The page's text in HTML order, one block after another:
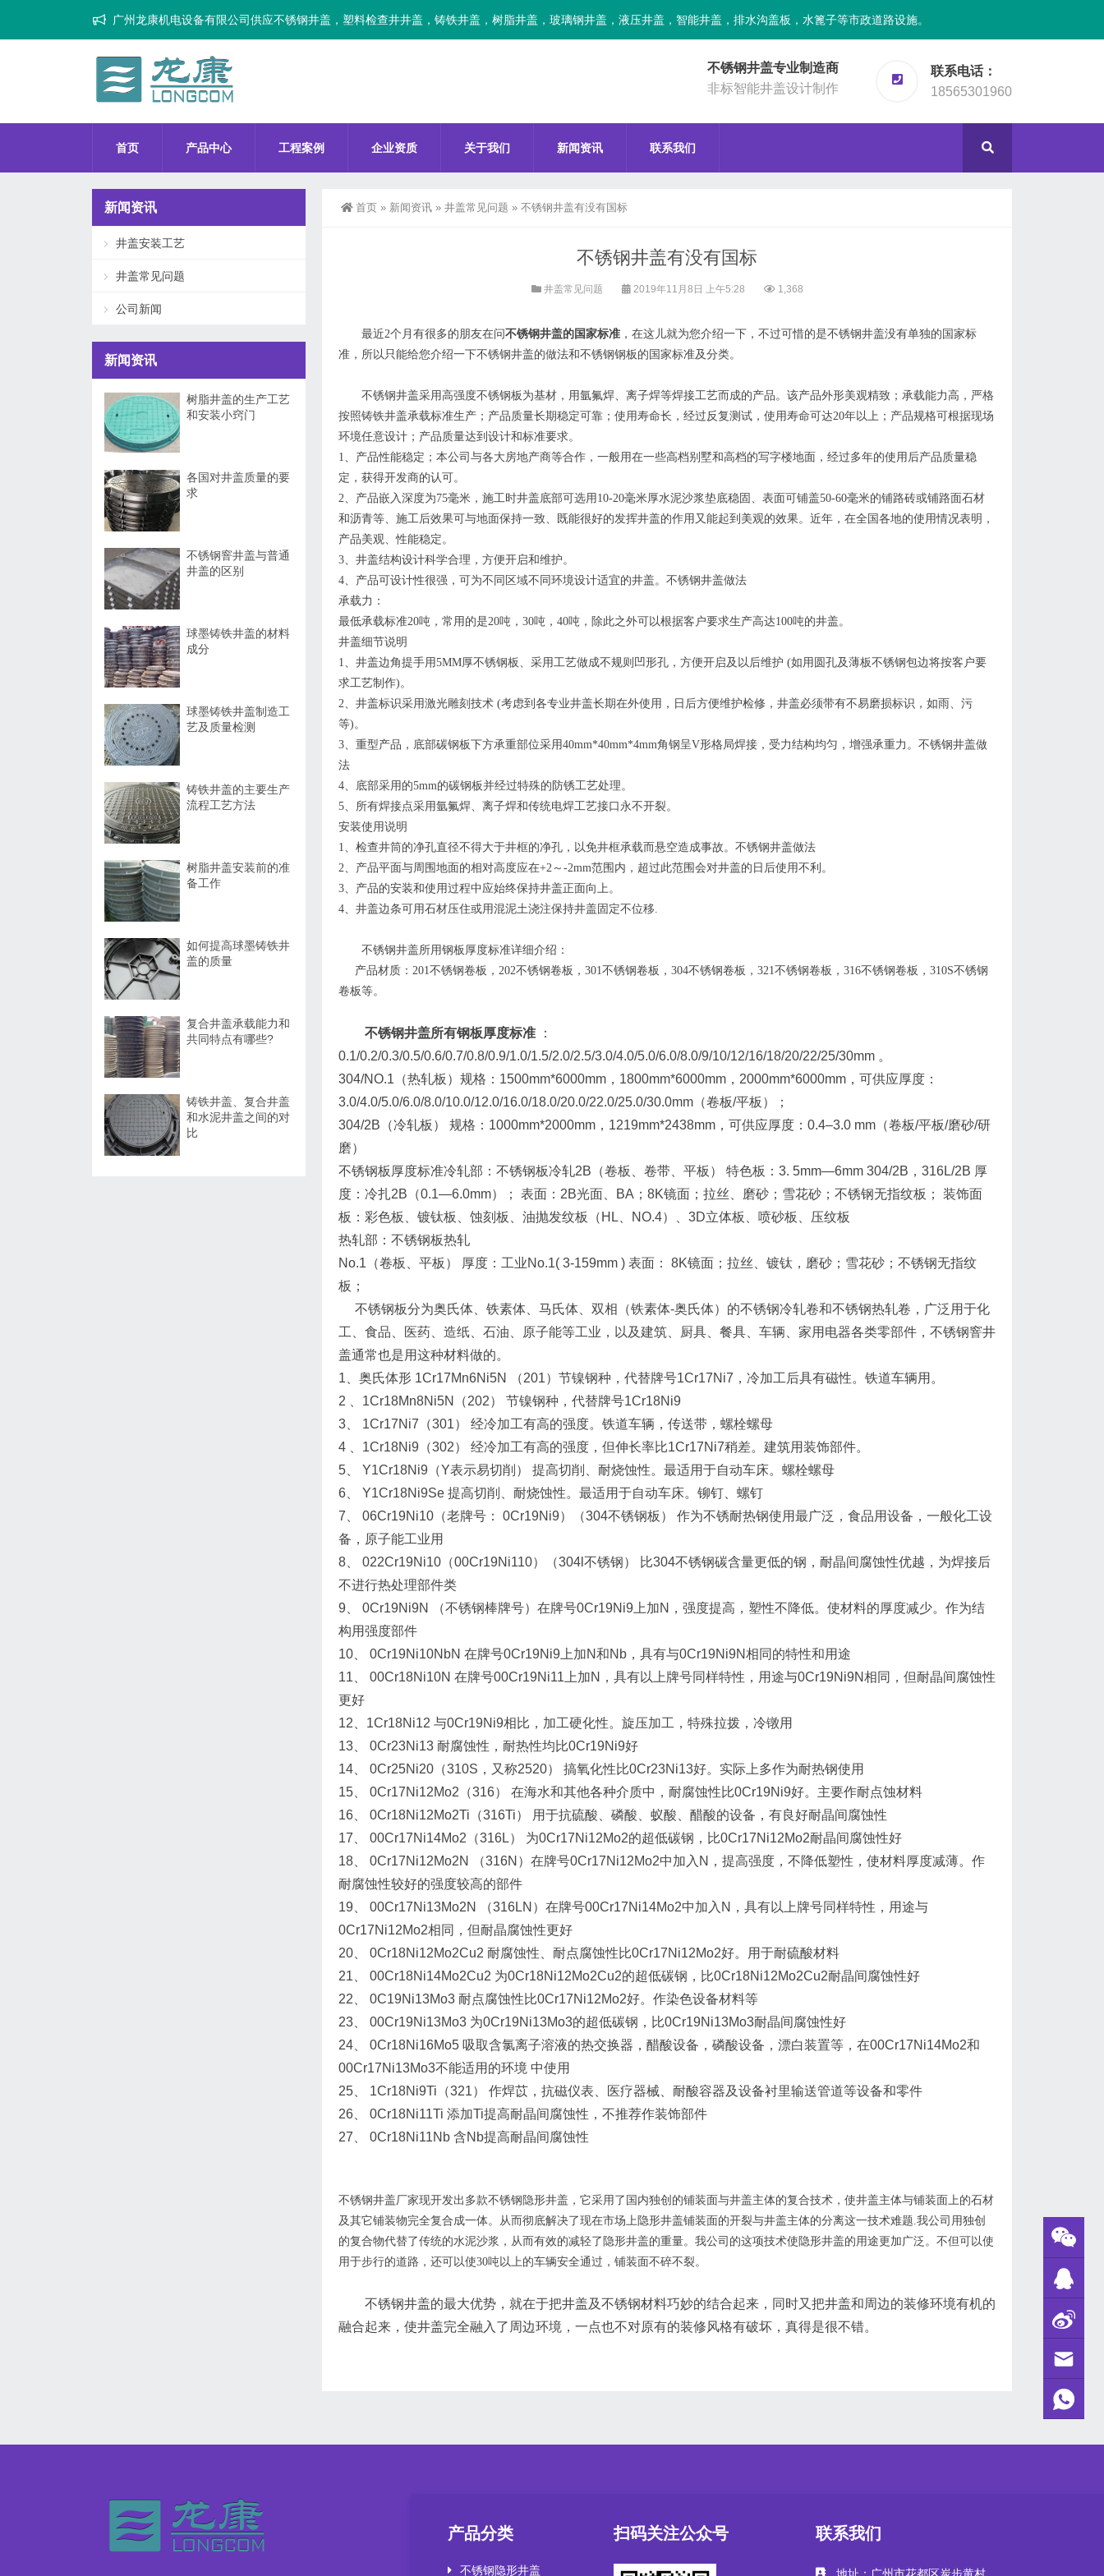
广州龙康机电设备有限公司供应不锈钢井盖，塑料检查井井盖，铸铁井盖，树脂井盖，玻璃钢井盖，液压井盖，智能井盖，排水沟盖板，水篦子等市政道路设施。
不锈钢井盖专业制造商
非标智能井盖设计制作
联系电话：
18565301960
首页 产品中心 工程案例 企业资质 关于我们 新闻资讯 联系我们
首页 » 新闻资讯 » 井盖常见问题 » 不锈钢井盖有没有国标
不锈钢井盖有没有国标
井盖常见问题 2019年11月8日 上午5:28 1,368
最近2个月有很多的朋友在问不锈钢井盖的国家标准 ，在这儿就为您介绍一下，不过可惜的是不锈钢井盖没有单独的国家标
准，所以只能给您介绍一下不锈钢井盖的做法和不锈钢钢板的国家标准及分类。
不锈钢井盖采用高强度不锈钢板为基材，用氩氟焊、离子焊等焊接工艺而成的产品。该产品外形美观精致；承载能力高，严格
按照铸铁井盖承载标准生产；产品质量长期稳定可靠；使用寿命长，经过反复测试，使用寿命可达20年以上；产品规格可根据现场
环境任意设计；产品质量达到设计和标准要求。
1、产品性能稳定；本公司与各大房地产商等合作，一般用在一些高档别墅和高档的写字楼地面，经过多年的使用后产品质量稳
定，获得开发商的认可。
2、产品嵌入深度为75毫米，施工时井盖底部可选用10-20毫米厚水泥沙浆垫底稳固、表面可铺盖50-60毫米的铺路砖或铺路面石材
和沥青等、施工后效果可与地面保持一致、既能很好的发挥井盖的作用又能起到美观的效果。近年，在全国各地的使用情况表明，
产品美观、性能稳定。
3、井盖结构设计科学合理，方便开启和维护。
4、产品可设计性很强，可为不同区域不同环境设计适宜的井盖。不锈钢井盖做法
承载力：
最低承载标准20吨，常用的是20吨，30吨，40吨，除此之外可以根据客户要求生产高达100吨的井盖。
井盖细节说明
1、井盖边角提手用5MM厚不锈钢板、采用工艺做成不规则凹形孔，方便开启及以后维护 (如用圆孔及薄板不锈钢包边将按客户要
求工艺制作)。
2、井盖标识采用激光雕刻技术 (考虑到各专业井盖长期在外使用，日后方便维护检修，井盖必须带有不易磨损标识，如雨、污
等)。
3、重型产品，底部碳钢板下方承重部位采用40mm*40mm*4mm角钢呈V形格局焊接，受力结构均匀，增强承重力。不锈钢井盖做
法
4、底部采用的5mm的碳钢板并经过特殊的防锈工艺处理。
5、所有焊接点采用氩氟焊、离子焊和传统电焊工艺接口永不开裂。
安装使用说明
1、检查井筒的净孔直径不得大于井框的净孔，以免井框承载而悬空造成事故。不锈钢井盖做法
2、产品平面与周围地面的相对高度应在+2～-2mm范围内，超过此范围会对井盖的日后使用不利。
3、产品的安装和使用过程中应始终保持井盖正面向上。
4、井盖边条可用石材压住或用混泥土浇注保持井盖固定不位移.
不锈钢井盖所用钢板厚度标准详细介绍：
产品材质：201不锈钢卷板，202不锈钢卷板，301不锈钢卷板，304不锈钢卷板，321不锈钢卷板，316不锈钢卷板，310S不锈钢
卷板等。
不锈钢井盖所有钢板厚度标准 ：
0.1/0.2/0.3/0.5/0.6/0.7/0.8/0.9/1.0/1.5/2.0/2.5/3.0/4.0/5.0/6.0/8.0/9/10/12/16/18/20/22/25/30mm 。
304/NO.1（热轧板）规格：1500mm*6000mm，1800mm*6000mm，2000mm*6000mm，可供应厚度：
3.0/4.0/5.0/6.0/8.0/10.0/12.0/16.0/18.0/20.0/22.0/25.0/30.0mm（卷板/平板）；
304/2B（冷轧板） 规格：1000mm*2000mm，1219mm*2438mm，可供应厚度：0.4–3.0 mm（卷板/平板/磨砂/研
磨）
不锈钢板厚度标准冷轧部：不锈钢板冷轧2B（卷板、卷带、平板） 特色板：3. 5mm—6mm 304/2B，316L/2B 厚
度：冷扎2B（0.1—6.0mm）； 表面：2B光面、BA；8K镜面；拉丝、磨砂；雪花砂；不锈钢无指纹板； 装饰面
板：彩色板、镀钛板、蚀刻板、油抛发纹板（HL、NO.4）、3D立体板、喷砂板、压纹板
热轧部：不锈钢板热轧
No.1（卷板、平板） 厚度：工业No.1( 3-159mm ) 表面： 8K镜面；拉丝、镀钛，磨砂；雪花砂；不锈钢无指纹
板；
不锈钢板分为奥氏体、铁素体、马氏体、双相（铁素体-奥氏体）的不锈钢冷轧卷和不锈钢热轧卷，广泛用于化
工、食品、医药、造纸、石油、原子能等工业，以及建筑、厨具、餐具、车辆、家用电器各类零部件，不锈钢窨井
盖通常也是用这种材料做的。
1、奥氏体形 1Cr17Mn6Ni5N （201）节镍钢种，代替牌号1Cr17Ni7，冷加工后具有磁性。铁道车辆用。
2 、1Cr18Mn8Ni5N（202） 节镍钢种，代替牌号1Cr18Ni9
3、 1Cr17Ni7（301） 经冷加工有高的强度。铁道车辆，传送带，螺栓螺母
4 、1Cr18Ni9（302） 经冷加工有高的强度，但伸长率比1Cr17Ni7稍差。建筑用装饰部件。
5、 Y1Cr18Ni9（Y表示易切削） 提高切削、耐烧蚀性。最适用于自动车床。螺栓螺母
6、 Y1Cr18Ni9Se 提高切削、耐烧蚀性。最适用于自动车床。铆钉、螺钉
7、 06Cr19Ni10（老牌号： 0Cr19Ni9）（304不锈钢板） 作为不锈耐热钢使用最广泛，食品用设备，一般化工设
备，原子能工业用
8、 022Cr19Ni10（00Cr19Ni110）（304l不锈钢） 比304不锈钢碳含量更低的钢，耐晶间腐蚀性优越，为焊接后
不进行热处理部件类
9、 0Cr19Ni9N （不锈钢棒牌号）在牌号0Cr19Ni9上加N，强度提高，塑性不降低。使材料的厚度减少。作为结
构用强度部件
10、 0Cr19Ni10NbN 在牌号0Cr19Ni9上加N和Nb，具有与0Cr19Ni9N相同的特性和用途
11、 00Cr18Ni10N 在牌号00Cr19Ni11上加N，具有以上牌号同样特性，用途与0Cr19Ni9N相同，但耐晶间腐蚀性
更好
12、1Cr18Ni12 与0Cr19Ni9相比，加工硬化性。旋压加工，特殊拉拨，冷镦用
13、 0Cr23Ni13 耐腐蚀性，耐热性均比0Cr19Ni9好
14、 0Cr25Ni20（310S，又称2520） 搞氧化性比0Cr23Ni13好。实际上多作为耐热钢使用
15、 0Cr17Ni12Mo2（316） 在海水和其他各种介质中，耐腐蚀性比0Cr19Ni9好。主要作耐点蚀材料
16、 0Cr18Ni12Mo2Ti（316Ti） 用于抗硫酸、磷酸、蚁酸、醋酸的设备，有良好耐晶间腐蚀性
17、 00Cr17Ni14Mo2（316L） 为0Cr17Ni12Mo2的超低碳钢，比0Cr17Ni12Mo2耐晶间腐蚀性好
18、 0Cr17Ni12Mo2N （316N）在牌号0Cr17Ni12Mo2中加入N，提高强度，不降低塑性，使材料厚度减薄。作
耐腐蚀性较好的强度较高的部件
19、 00Cr17Ni13Mo2N （316LN）在牌号00Cr17Ni14Mo2中加入N，具有以上牌号同样特性，用途与
0Cr17Ni12Mo2相同，但耐晶腐蚀性更好
20、 0Cr18Ni12Mo2Cu2 耐腐蚀性、耐点腐蚀性比0Cr17Ni12Mo2好。用于耐硫酸材料
21、 00Cr18Ni14Mo2Cu2 为0Cr18Ni12Mo2Cu2的超低碳钢，比0Cr18Ni12Mo2Cu2耐晶间腐蚀性好
22、 0C19Ni13Mo3 耐点腐蚀性比0Cr17Ni12Mo2好。作染色设备材料等
23、 00Cr19Ni13Mo3 为0Cr19Ni13Mo3的超低碳钢，比0Cr19Ni13Mo3耐晶间腐蚀性好
24、 0Cr18Ni16Mo5 吸取含氯离子溶液的热交换器，醋酸设备，磷酸设备，漂白装置等，在00Cr17Ni14Mo2和
00Cr17Ni13Mo3不能适用的环境 中使用
25、 1Cr18Ni9Ti（321） 作焊苡，抗磁仪表、医疗器械、耐酸容器及设备衬里输送管道等设备和零件
26、 0Cr18Ni11Ti 添加Ti提高耐晶间腐蚀性，不推荐作装饰部件
27、 0Cr18Ni11Nb 含Nb提高耐晶间腐蚀性
不锈钢井盖厂家现开发出多款不锈钢隐形井盖，它采用了国内独创的铺装面与井盖主体的复合技术，使井盖主体与铺装面上的石材
及其它铺装物完全复合成一体。从而彻底解决了现在市场上隐形井盖铺装面的开裂与井盖主体的分离这一技术难题.我公司用独创
的复合物代替了传统的水泥沙浆，从而有效的减轻了隐形井盖的重量。我公司的这项技术使隐形井盖的用途更加广泛。不但可以使
用于步行的道路，还可以使30吨以上的车辆安全通过，铺装面不碎不裂。
不锈钢井盖的最大优势，就在于把井盖及不锈钢材料巧妙的结合起来，同时又把井盖和周边的装修环境有机的
融合起来，使井盖完全融入了周边环境，一点也不对原有的装修风格有破坏，真得是很不错。
新闻资讯
井盖安装工艺
井盖常见问题
公司新闻
新闻资讯
树脂井盖的生产工艺
和安装小窍门
各国对井盖质量的要
求
不锈钢窨井盖与普通
井盖的区别
球墨铸铁井盖的材料
成分
球墨铸铁井盖制造工
艺及质量检测
铸铁井盖的主要生产
流程工艺方法
树脂井盖安装前的准
备工作
如何提高球墨铸铁井
盖的质量
复合井盖承载能力和
共同特点有哪些?
铸铁井盖、复合井盖
和水泥井盖之间的对
比
产品分类
不锈钢隐形井盖
扫码关注公众号 联系我们